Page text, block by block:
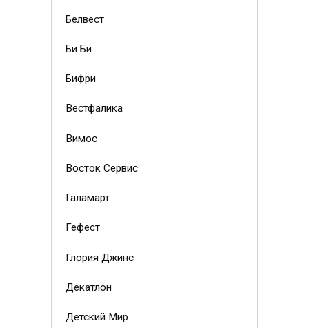
Белвест
Би Би
Бифри
Вестфалика
Вимос
Восток Сервис
Галамарт
Гефест
Глория Джинс
Декатлон
Детский Мир